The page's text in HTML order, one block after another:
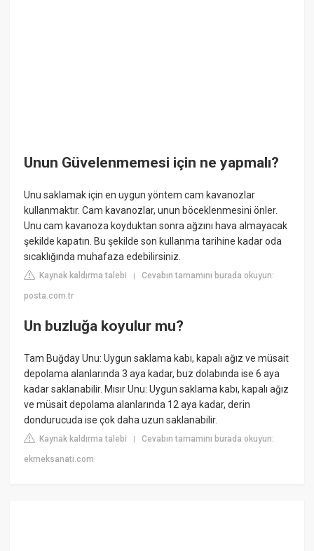
Unun Güvelenmemesi için ne yapmalı?
Unu saklamak için en uygun yöntem cam kavanozlar
kullanmaktır. Cam kavanozlar, unun böceklenmesini önler.
Unu cam kavanoza koyduktan sonra ağzını hava almayacak
şekilde kapatın. Bu şekilde son kullanma tarihine kadar oda
sıcaklığında muhafaza edebilirsiniz.
Kaynak kaldırma talebi |Cevabın tamamını burada okuyun:
posta.com.tr
Un buzluğa koyulur mu?
Tam Buğday Unu: Uygun saklama kabı, kapalı ağız ve müsait
depolama alanlarında 3 aya kadar, buz dolabında ise 6 aya
kadar saklanabilir. Mısır Unu: Uygun saklama kabı, kapalı ağız
ve müsait depolama alanlarında 12 aya kadar, derin
dondurucuda ise çok daha uzun saklanabilir.
Kaynak kaldırma talebi |Cevabın tamamını burada okuyun:
ekmeksanati.com